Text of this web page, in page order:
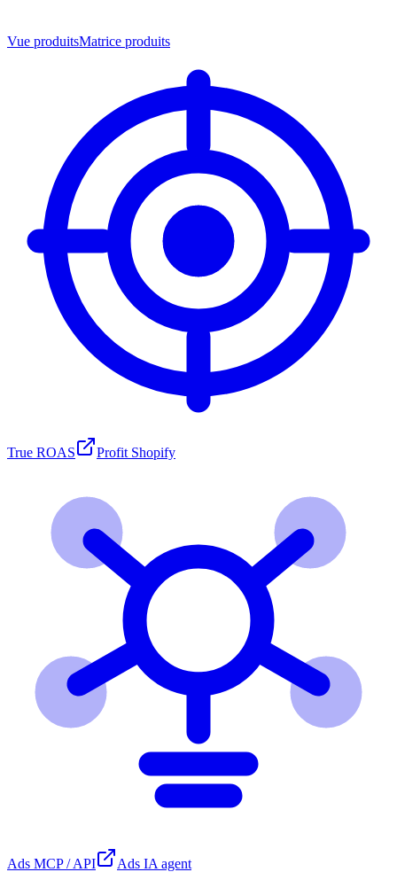
Vue produitsMatrice produits
True ROAS Profit Shopify
Ads MCP / API Ads IA agent